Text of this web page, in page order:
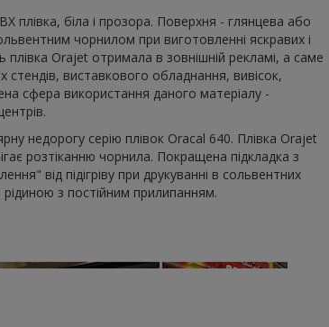
плівка, біла і прозора. Поверхня - глянцева або
чорнилом при виготовленні яскравих і
плівка Orajet отримала в зовнішній рекламі, а саме
стендів, виставкового обладнання, вивісок,
сфера використання даного матеріалу -
недорогу серію плівок Oracal 640. Плівка Orajet
розтіканню чорнила. Покращена підкладка з
від підігріву при друкуванні в сольвентних
з постійним прилипанням.